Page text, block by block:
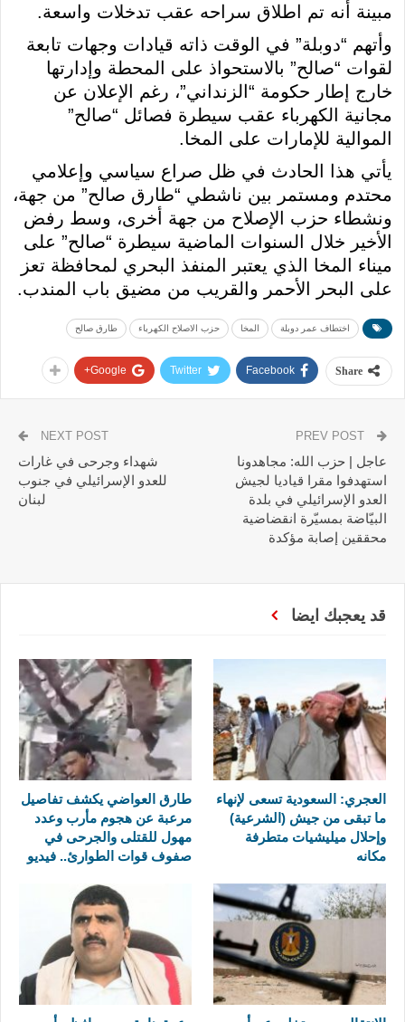
مبينة أنه تم اطلاق سراحه عقب تدخلات واسعة.
وأتهم “دوبلة” في الوقت ذاته قيادات وجهات تابعة
لقوات “صالح” بالاستحواذ على المحطة وإدارتها
خارج إطار حكومة “الزنداني”، رغم الإعلان عن
مجانية الكهرباء عقب سيطرة فصائل “صالح”
الموالية للإمارات على المخا.
يأتي هذا الحادث في ظل صراع سياسي وإعلامي
محتدم ومستمر بين ناشطي “طارق صالح” من جهة،
ونشطاء حزب الإصلاح من جهة أخرى، وسط رفض
الأخير خلال السنوات الماضية سيطرة “صالح” على
ميناء المخا الذي يعتبر المنفذ البحري لمحافظة تعز
على البحر الأحمر والقريب من مضيق باب المندب.
اختطاف عمر دوبلة المخا حزب الاصلاح الكهرباء طارق صالح
Share
Facebook
Twitter
Google+
عاجل | حزب الله: مجاهدونا
استهدفوا مقرا قياديا لجيش
العدو الإسرائيلي في بلدة
البيّاضة بمسيّرة انقضاضية
محققين إصابة مؤكدة
NEXT POST
شهداء وجرحى في غارات
للعدو الإسرائيلي في جنوب
لبنان
قد يعجبك ايضا
العجري: السعودية تسعى لإنهاء
ما تبقى من جيش (الشرعية)
وإحلال ميليشيات متطرفة
مكانه
طارق العواضي يكشف تفاصيل
مرعبة عن هجوم مأرب وعدد
مهول للقتلى والجرحى في
صفوف قوات الطوارئ.. فيديو